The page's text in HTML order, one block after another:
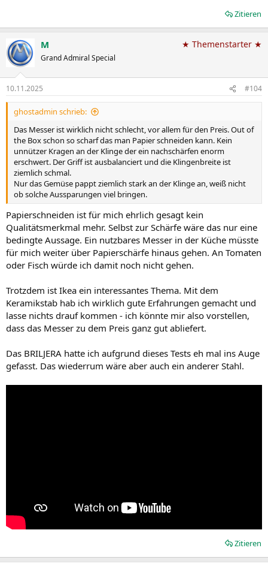
Zitieren
M
Grand Admiral Special
★ Themenstarter ★
10.11.2025 #104
ghostadmin schrieb:
Das Messer ist wirklich nicht schlecht, vor allem für den Preis. Out of
the Box schon so scharf das man Papier schneiden kann. Kein
unnützer Kragen an der Klinge der ein nachschärfen enorm
erschwert. Der Griff ist ausbalanciert und die Klingenbreite ist
ziemlich schmal.
Nur das Gemüse pappt ziemlich stark an der Klinge an, weiß nicht
ob solche Aussparungen viel bringen.
Papierschneiden ist für mich ehrlich gesagt kein
Qualitätsmerkmal mehr. Selbst zur Schärfe wäre das nur eine
bedingte Aussage. Ein nutzbares Messer in der Küche müsste
für mich weiter über Papierschärfe hinaus gehen. An Tomaten
oder Fisch würde ich damit noch nicht gehen.
Trotzdem ist Ikea ein interessantes Thema. Mit dem
Keramikstab hab ich wirklich gute Erfahrungen gemacht und
lasse nichts drauf kommen - ich könnte mir also vorstellen,
dass das Messer zu dem Preis ganz gut abliefert.
Das BRILJERA hatte ich aufgrund dieses Tests eh mal ins Auge
gefasst. Das wiederrum wäre aber auch ein anderer Stahl.
Zitieren